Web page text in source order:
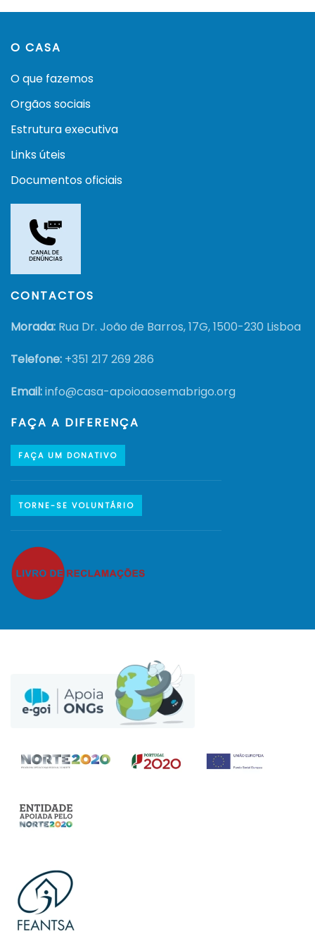
O CASA
O que fazemos
Orgãos sociais
Estrutura executiva
Links úteis
Documentos oficiais
CONTACTOS
Morada: Rua Dr. João de Barros, 17G, 1500-230 Lisboa
Telefone: +351 217 269 286
Email:info@casa-apoioaosemabrigo.org
FAÇA A DIFERENÇA
FAÇA UM DONATIVO
TORNE-SE VOLUNTÁRIO